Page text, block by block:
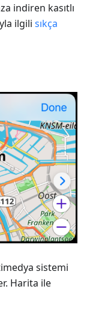
indiren kasıtlı
ilgili sıkça
sistemi
Harita ile